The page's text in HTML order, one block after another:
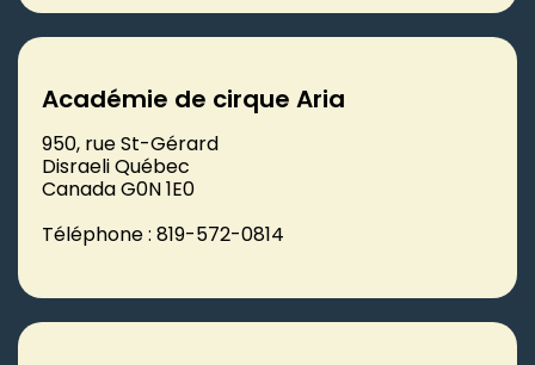
Académie de cirque Aria
950, rue St-Gérard
Disraeli Québec
Canada G0N 1E0
Téléphone : 819-572-0814